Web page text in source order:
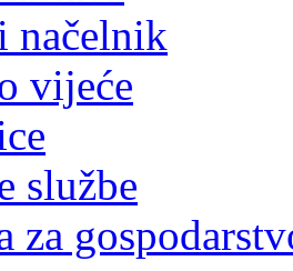
načelnik
vijeće
službe
za